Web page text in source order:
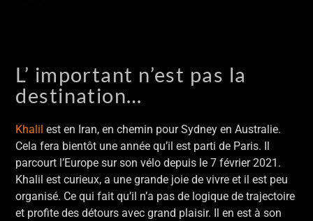
L’ important n’est pas la
destination…
Khalil est en Iran, en chemin pour Sydney en Australie.
Cela fera bientôt une année qu’il est parti de Paris. Il
parcourt l’Europe sur son vélo depuis le 7 février 2021.
Khalil est curieux, a une grande joie de vivre et il est peu
organisé. Ce qui fait qu’il n’a pas de logique de trajectoire
et profite des détours avec grand plaisir. Il en est à son